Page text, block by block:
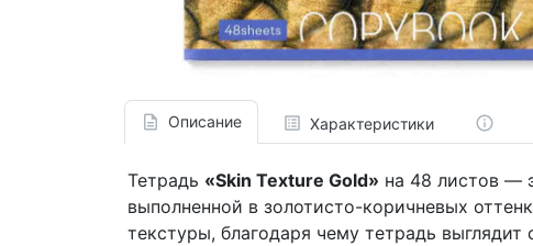
Описание Характеристики
Тетрадь «Skin Texture Gold» на 48 листов —
выполненной в золотисто-коричневых
текстуры, благодаря чему тетрадь